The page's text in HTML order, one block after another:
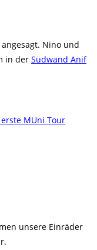
Nino und
in der Südwand Anif
unsere Einräder